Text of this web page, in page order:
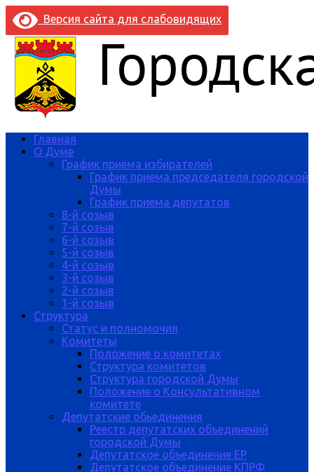
Версия сайта для слабовидящих
Главная
О Думе
График приема избирателей
График приема председателя городской
Думы
График приема депутатов
8-й созыв
7-й созыв
6-й созыв
5-й созыв
4-й созыв
3-й созыв
2-й созыв
1-й созыв
Структура
Статус и полномочия
Комитеты
Положение о комитетах
Структура комитетов
Структура городской Думы
Положение о Консультативном
комитете
Депутатские обьединения
Реестр депутатских объединений
городской Думы
Депутатское объединение ЕР
Депутатское объединение КПРФ